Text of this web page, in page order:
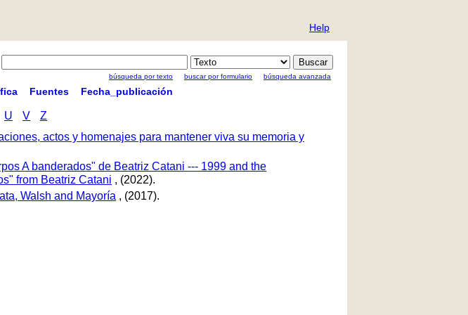
Help
búsqueda por texto buscar por formulario búsqueda avanzada
Fuentes Fecha_publicación
U V
Z
actos y homenajes para mantener viva su memoria y
A banderados" de Beatriz Catani --- 1999 and the
from Beatriz Catani , (2022).
Walsh and Mayoría , (2017).